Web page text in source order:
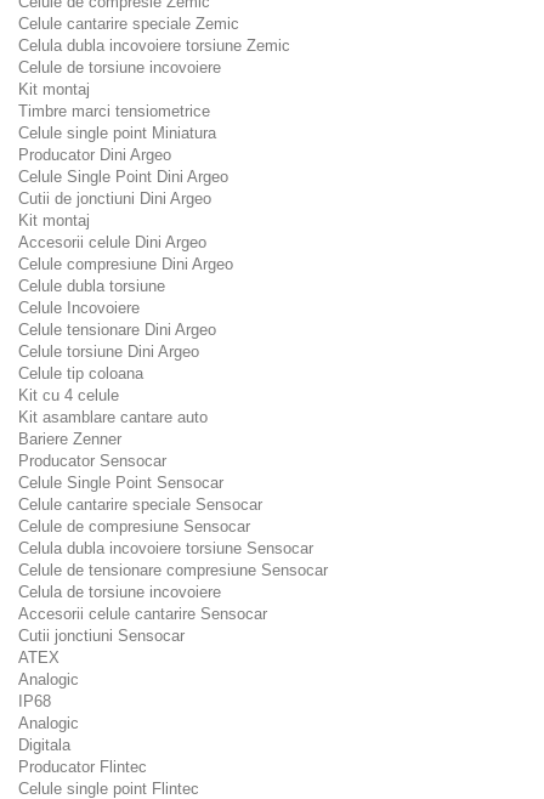
Celule cantarire speciale Zemic
Celula dubla incovoiere torsiune Zemic
Celule de torsiune incovoiere
Kit montaj
Timbre marci tensiometrice
Celule single point Miniatura
Producator Dini Argeo
Celule Single Point Dini Argeo
Cutii de jonctiuni Dini Argeo
Kit montaj
Accesorii celule Dini Argeo
Celule compresiune Dini Argeo
Celule dubla torsiune
Celule Incovoiere
Celule tensionare Dini Argeo
Celule torsiune Dini Argeo
Celule tip coloana
Kit cu 4 celule
Kit asamblare cantare auto
Bariere Zenner
Producator Sensocar
Celule Single Point Sensocar
Celule cantarire speciale Sensocar
Celule de compresiune Sensocar
Celula dubla incovoiere torsiune Sensocar
Celule de tensionare compresiune Sensocar
Celula de torsiune incovoiere
Accesorii celule cantarire Sensocar
Cutii jonctiuni Sensocar
ATEX
Analogic
IP68
Analogic
Digitala
Producator Flintec
Celule single point Flintec